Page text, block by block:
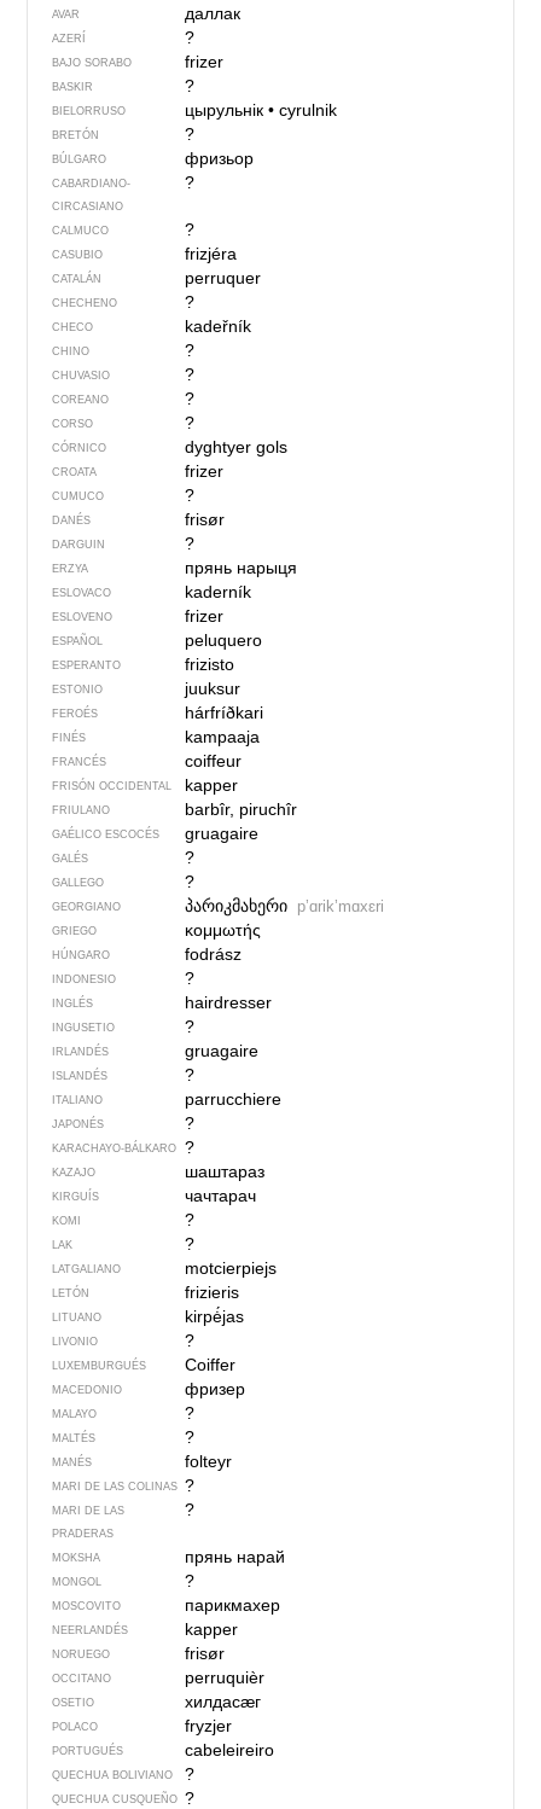
AVAR даллак
AZERÍ ?
BAJO SORABO frizer
BASKIR ?
BIELORRUSO цырульнік• cyrulnik
BRETÓN ?
BÚLGARO фризьор
CABARDIANO-
CIRCASIANO
?
CALMUCO ?
CASUBIO frizjéra
CATALÁN perruquer
CHECHENO ?
CHECO kadeřník
CHINO ?
CHUVASIO ?
COREANO ?
CORSO ?
CÓRNICO dyghtyer gols
CROATA frizer
CUMUCO ?
DANÉS frisør
DARGUIN ?
ERZYA прянь нарыця
ESLOVACO kaderník
ESLOVENO frizer
ESPAÑOL peluquero
ESPERANTO frizisto
ESTONIO juuksur
FEROÉS hárfríðkari
FINÉS kampaaja
FRANCÉS coiffeur
FRISÓN OCCIDENTAL kapper
FRIULANO barbîr, piruchîr
GAÉLICO ESCOCÉS gruagaire
GALÉS ?
GALLEGO ?
GEORGIANO პარიკმახერი pʼɑrikʼmɑxɛri
GRIEGO κομμωτής
HÚNGARO fodrász
INDONESIO ?
INGLÉS hairdresser
INGUSETIO ?
IRLANDÉS gruagaire
ISLANDÉS ?
ITALIANO parrucchiere
JAPONÉS ?
KARACHAYO-BÁLKARO ?
KAZAJO шаштараз
KIRGUÍS чачтарач
KOMI ?
LAK ?
LATGALIANO motcierpiejs
LETÓN frizieris
LITUANO kirpė́jas
LIVONIO ?
LUXEMBURGUÉS Coiffer
MACEDONIO фризер
MALAYO ?
MALTÉS ?
MANÉS folteyr
MARI DE LAS COLINAS ?
MARI DE LAS
PRADERAS
?
MOKSHA прянь нарай
MONGOL ?
MOSCOVITO парикмахер
NEERLANDÉS kapper
NORUEGO frisør
OCCITANO perruquièr
OSETIO хилдасӕг
POLACO fryzjer
PORTUGUÉS cabeleireiro
QUECHUA BOLIVIANO ?
QUECHUA CUSQUEÑO ?